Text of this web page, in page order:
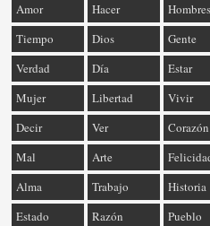
Amor
Hacer Hombres
Tiempo
Dios Gente
Verdad
Día Estar
Mujer
Libertad Vivir
Decir
Ver Corazón
Mal
Arte
Alma
Trabajo Historia
Estado
Razón Pueblo